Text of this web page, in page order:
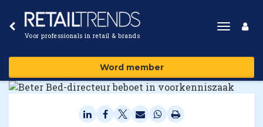
Voor professionals in retail & brands
Toggle
Word member